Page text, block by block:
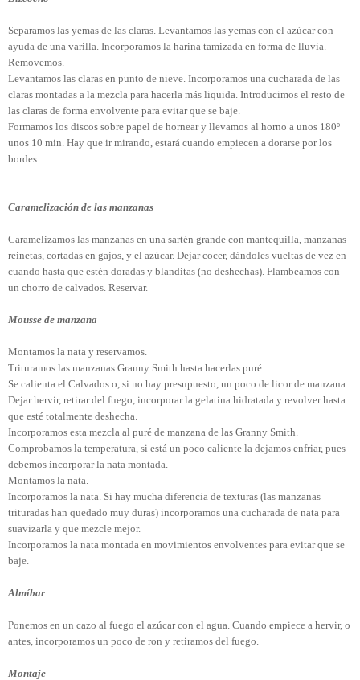
Separamos las yemas de las claras. Levantamos las yemas con el azúcar con
ayuda de una varilla. Incorporamos la harina tamizada en forma de lluvia.
Removemos.
Levantamos las claras en punto de nieve. Incorporamos una cucharada de las
claras montadas a la mezcla para hacerla más liquida. Introducimos el resto de
las claras de forma envolvente para evitar que se baje.
Formamos los discos sobre papel de hornear y llevamos al horno a unos 180º
unos 10 min. Hay que ir mirando, estará cuando empiecen a dorarse por los
bordes.
Caramelización de las manzanas
Caramelizamos las manzanas en una sartén grande con mantequilla, manzanas
reinetas, cortadas en gajos, y el azúcar. Dejar cocer, dándoles vueltas de vez en
cuando hasta que estén doradas y blanditas (no deshechas). Flambeamos con
un chorro de calvados. Reservar.
Mousse de manzana
Montamos la nata y reservamos.
Trituramos las manzanas Granny Smith hasta hacerlas puré.
Se calienta el Calvados o, si no hay presupuesto, un poco de licor de manzana.
Dejar hervir, retirar del fuego, incorporar la gelatina hidratada y revolver hasta
que esté totalmente deshecha.
Incorporamos esta mezcla al puré de manzana de las Granny Smith.
Comprobamos la temperatura, si está un poco caliente la dejamos enfriar, pues
debemos incorporar la nata montada.
Montamos la nata.
Incorporamos la nata. Si hay mucha diferencia de texturas (las manzanas
trituradas han quedado muy duras) incorporamos una cucharada de nata para
suavizarla y que mezcle mejor.
Incorporamos la nata montada en movimientos envolventes para evitar que se
baje.
Almíbar
Ponemos en un cazo al fuego el azúcar con el agua. Cuando empiece a hervir, o
antes, incorporamos un poco de ron y retiramos del fuego.
Montaje